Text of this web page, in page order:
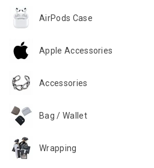
AirPods Case
Apple Accessories
Accessories
Bag / Wallet
Wrapping